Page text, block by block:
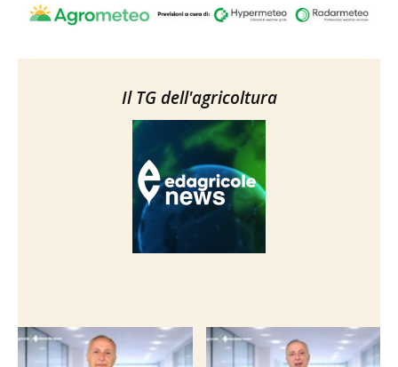
Il TG dell'agricoltura